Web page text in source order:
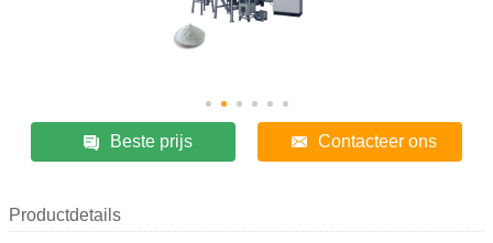
Beste prijs Contacteer ons
Productdetails